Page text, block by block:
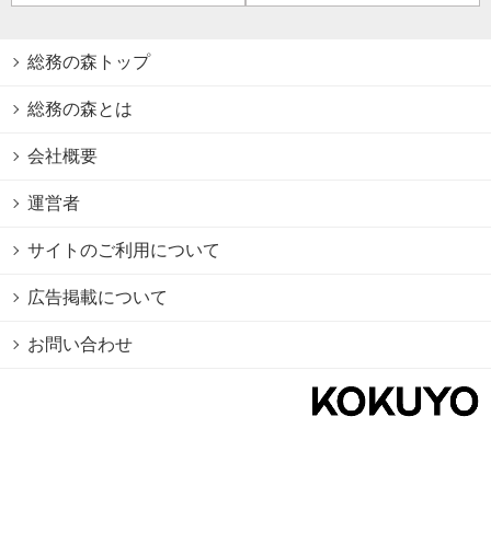
総務の森トップ
総務の森とは
会社概要
運営者
サイトのご利用について
広告掲載について
お問い合わせ